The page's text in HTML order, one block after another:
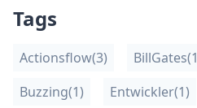
Tags
Actionsflow(3) BillGates
Buzzing(1) Entwickler(1)